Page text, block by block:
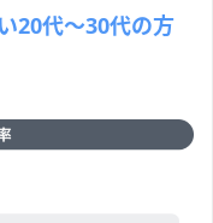
20代〜30代の方